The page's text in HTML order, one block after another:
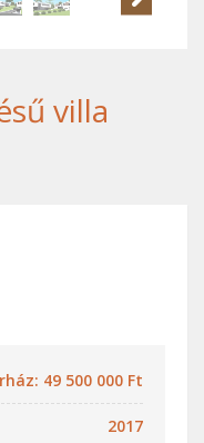
villa
49 500 000 Ft
2017